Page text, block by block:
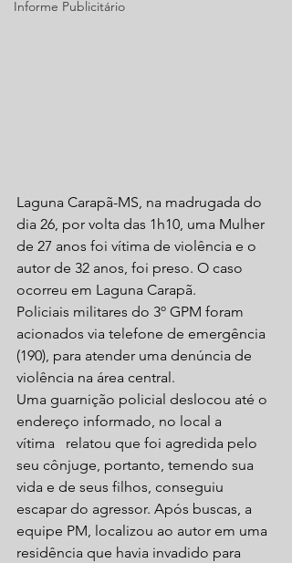
Informe Publicitário
Laguna Carapã-MS, na madrugada do
dia 26, por volta das 1h10, uma Mulher
de 27 anos foi vítima de violência e o
autor de 32 anos, foi preso. O caso
ocorreu em Laguna Carapã.
Policiais militares do 3º GPM foram
acionados via telefone de emergência
(190), para atender uma denúncia de
violência na área central.
Uma guarnição policial deslocou até o
endereço informado, no local a
vítima   relatou que foi agredida pelo
seu cônjuge, portanto, temendo sua
vida e de seus filhos, conseguiu
escapar do agressor. Após buscas, a
equipe PM, localizou ao autor em uma
residência que havia invadido para